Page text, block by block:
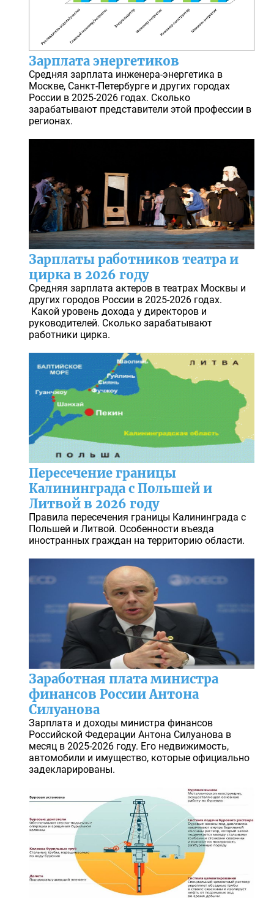
Зарплата энергетиков
Средняя зарплата инженера-энергетика в
Москве, Санкт-Петербурге и других городах
России в 2025-2026 годах. Сколько
зарабатывают представители этой профессии в
регионах.
Зарплаты работников театра и
цирка в 2026 году
Средняя зарплата актеров в театрах Москвы и
других городов России в 2025-2026 годах.
Какой уровень дохода у директоров и
руководителей. Сколько зарабатывают
работники цирка.
Пересечение границы
Калининграда с Польшей и
Литвой в 2026 году
Правила пересечения границы Калининграда с
Польшей и Литвой. Особенности въезда
иностранных граждан на территорию области.
Заработная плата министра
финансов России Антона
Силуанова
Зарплата и доходы министра финансов
Российской Федерации Антона Силуанова в
месяц в 2025-2026 году. Его недвижимость,
автомобили и имущество, которые официально
задекларированы.